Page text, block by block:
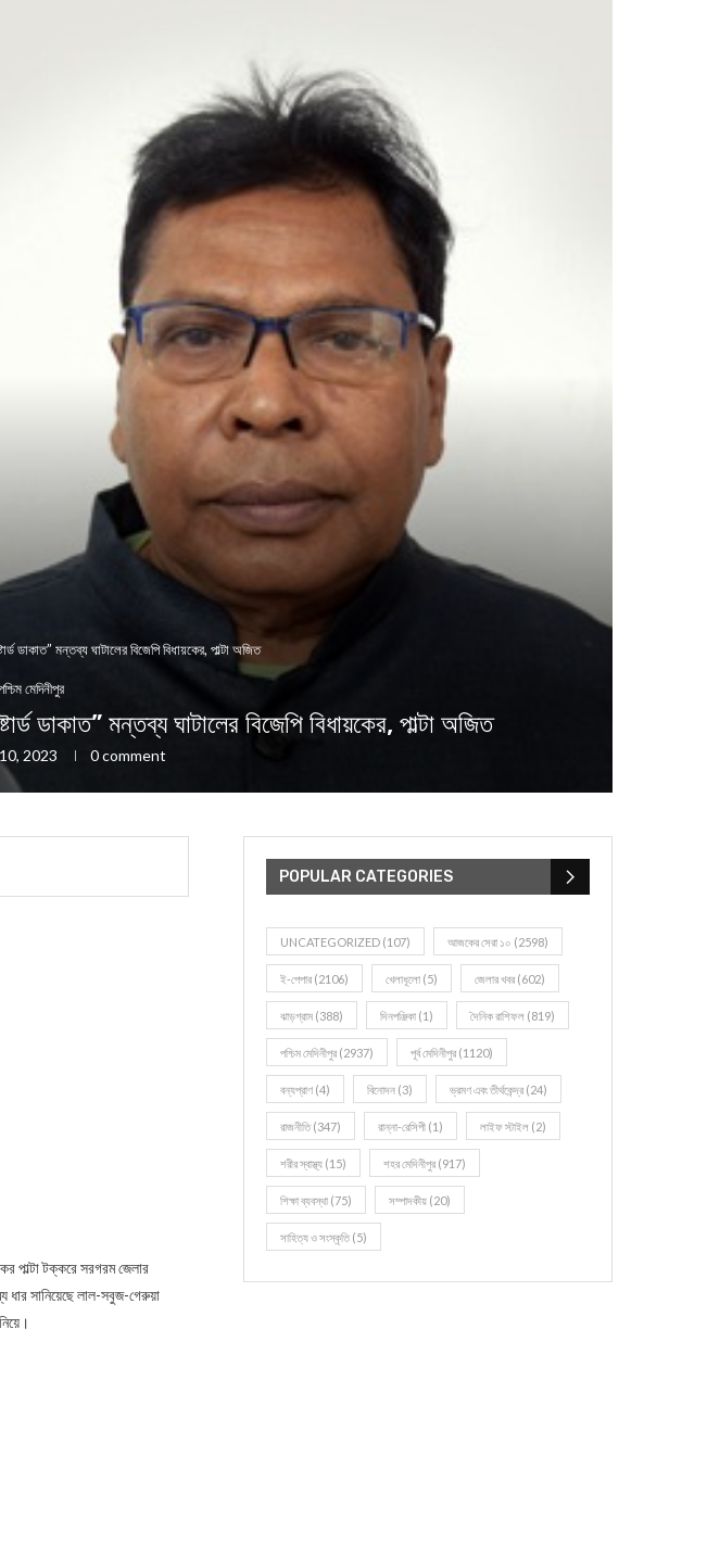
মন্তব্য ঘাটালের বিজেপি বিধায়কের, পাল্টা অজিত
মেদিনীপুর
মন্তব্য ঘাটালের বিজেপি বিধায়কের, পাল্টা অজিত
2023 0 comment
পাল্টা টক্করে সরগরম জেলার
ধার সানিয়েছে লাল-সবুজ-গেরুয়া
POPULAR CATEGORIES
UNCATEGORIZED (107) আজকের সেরা ১০ (2598)
ই-পেপার (2106) খেলাধূলো (5) জেলার খবর (602)
ঝাড়গ্রাম (388) দিনপঞ্জিকা (1) দৈনিক রাশিফল (819)
পশ্চিম মেদিনীপুর (2937) পূর্ব মেদিনীপুর (1120)
বন্যপ্রাণ (4) বিনোদন (3) ভ্রমণ এবং তীর্থকেন্দ্র (24)
রাজনীতি(347) রান্না-রেসিপী (1) লাইফ স্টাইল (2)
শরীর স্বাস্থ্য (15) শহর মেদিনীপুর (917)
শিক্ষা ব্যবস্থা (75) সম্পাদকীয় (20)
সাহিত্য ও সংস্কৃতি(5)